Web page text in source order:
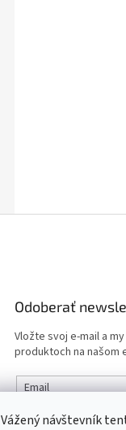
Vážený návštevník
Odoberať
Vložte svoj e-mail a
produktoch na našom
Email
Vložením e-mailu